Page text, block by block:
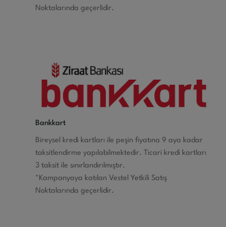
Noktalarında geçerlidir.
Bankkart
Bireysel kredi kartları ile peşin fiyatına 9 aya kadar
taksitlendirme yapılabilmektedir. Ticari kredi kartları
3 taksit ile sınırlandırılmıştır.
*Kampanyaya katılan Vestel Yetkili Satış
Noktalarında geçerlidir.